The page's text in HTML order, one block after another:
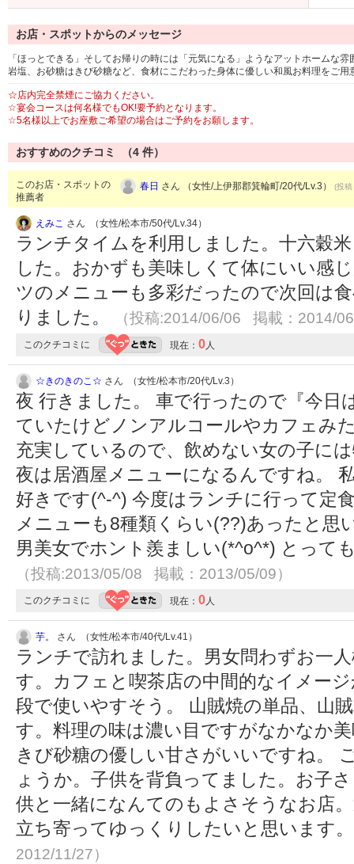
お店・スポットからのメッセージ
「ほっとできる」そしてお帰りの時には「元気になる」ようなアットホームな
岩塩、お砂糖はきび砂糖など、食材にこだわった身体に優しい和風お料理をご
☆店内完全禁煙にご協力ください。
☆宴会コースは何名様でもOK!要予約となります。
☆5名様以上でお座敷ご希望の場合はご予約をお願します。
おすすめのクチコミ （4 件）
このお店・スポットの
推薦者
春日 さん （女性/上伊那郡箕輪町/20代/Lv.3） (投
えみこ さん （女性/松本市/50代/Lv.34）
ランチタイムを利用しました。十六穀
した。おかずも美味しくて体にいい感
ツのメニューも多彩だったので次回は
りました。
（投稿:2014/06/06 掲載：2014/
このクチコミに 現在： 0人
☆きのきのこ☆ さん （女性/松本市/20代/Lv.3）
夜 行きました。 車で行ったので『今日
ていたけどノンアルコールやカフェみ
充実しているので、飲めない女の子に
夜は居酒屋メニューになるんですね。
好きです(^-^) 今度はランチに行って定
メニューも8種類くらい(??)あったと思
男美女でホント羨ましい(*^o^*) とって
（投稿:2013/05/08 掲載：2013/05/09）
このクチコミに 現在： 0人
芋。 さん （女性/松本市/40代/Lv.41）
ランチで訪れました。男女問わずお一
す。カフェと喫茶店の中間的なイメー
段で使いやすそう。 山賊焼の単品、山
す。料理の味は濃い目ですがなかなか
きび砂糖の優しい甘さがいいですね。
ょうか。子供を背負ってました。お子
供と一緒になんてのもよさそうなお店
立ち寄ってゆっくりしたいと思います
2012/11/27）